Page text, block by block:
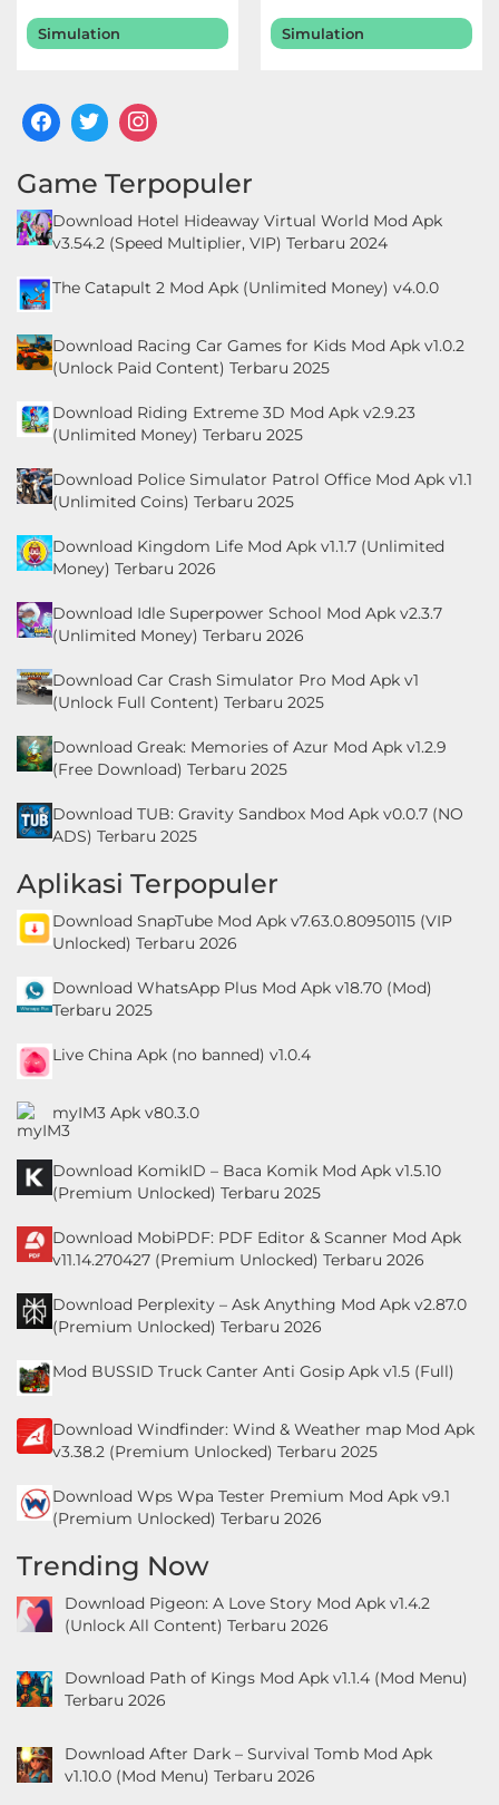
Simulation Simulation
Game Terpopuler
Download Hotel Hideaway Virtual World Mod Apk
v3.54.2 (Speed Multiplier, VIP) Terbaru 2024
The Catapult 2 Mod Apk (Unlimited Money) v4.0.0
Download Racing Car Games for Kids Mod Apk v1.0.2
(Unlock Paid Content) Terbaru 2025
Download Riding Extreme 3D Mod Apk v2.9.23
(Unlimited Money) Terbaru 2025
Download Police Simulator Patrol Office Mod Apk v1.1
(Unlimited Coins) Terbaru 2025
Download Kingdom Life Mod Apk v1.1.7 (Unlimited
Money) Terbaru 2026
Download Idle Superpower School Mod Apk v2.3.7
(Unlimited Money) Terbaru 2026
Download Car Crash Simulator Pro Mod Apk v1
(Unlock Full Content) Terbaru 2025
Download Greak: Memories of Azur Mod Apk v1.2.9
(Free Download) Terbaru 2025
Download TUB: Gravity Sandbox Mod Apk v0.0.7 (NO
ADS) Terbaru 2025
Aplikasi Terpopuler
Download SnapTube Mod Apk v7.63.0.80950115 (VIP
Unlocked) Terbaru 2026
Download WhatsApp Plus Mod Apk v18.70 (Mod)
Terbaru 2025
Live China Apk (no banned) v1.0.4
myIM3 Apk v80.3.0
Download KomikID – Baca Komik Mod Apk v1.5.10
(Premium Unlocked) Terbaru 2025
Download MobiPDF: PDF Editor & Scanner Mod Apk
v11.14.270427 (Premium Unlocked) Terbaru 2026
Download Perplexity – Ask Anything Mod Apk v2.87.0
(Premium Unlocked) Terbaru 2026
Mod BUSSID Truck Canter Anti Gosip Apk v1.5 (Full)
Download Windfinder: Wind & Weather map Mod Apk
v3.38.2 (Premium Unlocked) Terbaru 2025
Download Wps Wpa Tester Premium Mod Apk v9.1
(Premium Unlocked) Terbaru 2026
Trending Now
Download Pigeon: A Love Story Mod Apk v1.4.2
(Unlock All Content) Terbaru 2026
Download Path of Kings Mod Apk v1.1.4 (Mod Menu)
Terbaru 2026
Download After Dark – Survival Tomb Mod Apk
v1.10.0 (Mod Menu) Terbaru 2026